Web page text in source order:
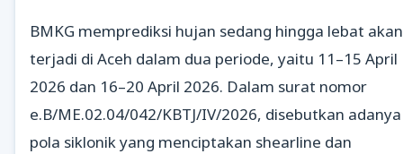
BMKG memprediksi hujan sedang hingga lebat akan
terjadi di Aceh dalam dua periode, yaitu 11–15 April
2026 dan 16–20 April 2026. Dalam surat nomor
e.B/ME.02.04/042/KBTJ/IV/2026, disebutkan adanya
pola siklonik yang menciptakan shearline dan